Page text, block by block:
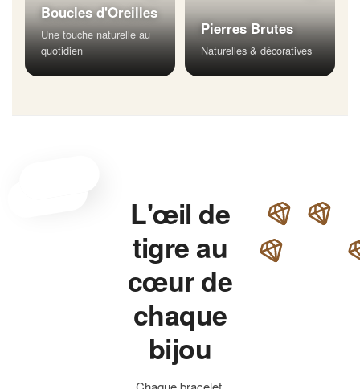
Boucles d'Oreilles
Une touche naturelle au
quotidien
Pierres Brutes
Naturelles & décoratives
L'œil de
tigre au
cœur de
chaque
bijou